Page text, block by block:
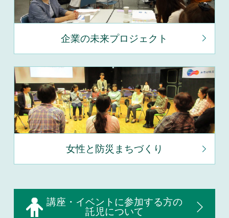
企業の未来プロジェクト
女性と防災まちづくり
講座・イベントに参加する方の
託児について